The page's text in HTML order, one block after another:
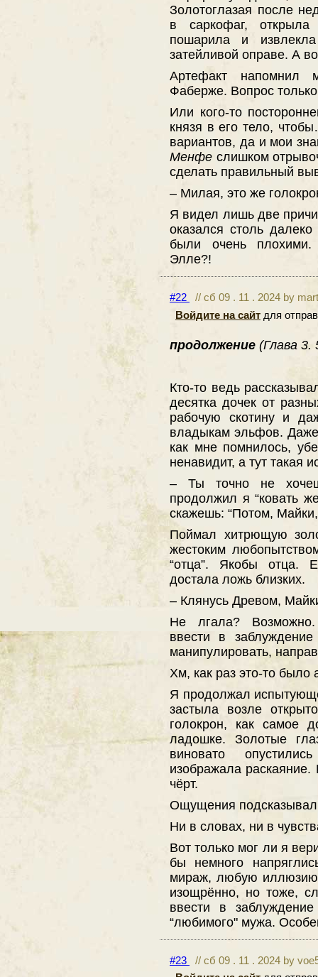
Золотоглазая после
в саркофаг,
пошарила и
затейливой оправе. А
Артефакт напомнил
Фаберже. Вопрос
Или кого-то
князя в его тело,
вариантов, да и мои
Менфе слишком
сделать правильный
– Милая, это же
Я видел лишь две
оказался столь
были очень
Элле?!
#22
// сб 09 . 11 . 2024 by
Войдите на сайт для
продолжение (Глава 3.
Кто-то ведь
десятка дочек от
рабочую скотину и
владыкам эльфов.
как мне помнилось,
ненавидит, а тут такая
– Ты точно не
продолжил я “ковать
скажешь: “Потом,
Поймал хитрющую
жестоким
“отца”. Якобы отца.
достала ложь близких.
– Клянусь Древом,
Не лгала?
ввести в
манипулировать,
Хм, как раз это-то
Я продолжал
застыла возле
голокрон, как самое
ладошке. Золотые
виновато
изображала раскаяние.
чёрт.
Ощущения
Ни в словах, ни в
Вот только мог ли я
бы немного
мираж, любую
изощрённо, но тоже,
ввести в
“любимого" мужа.
#23
// сб 09 . 11 . 2024 by